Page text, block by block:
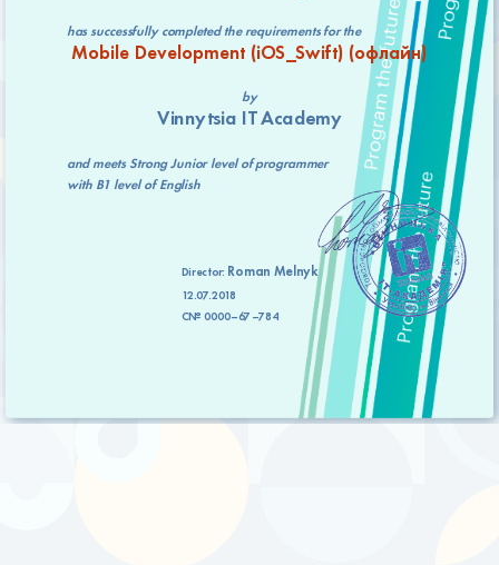
has successfully completed the requirements for the
Mobile Development (iOS_Swift) (офлайн)
by
Vinnytsia IT Academy
and meetsStrong Junior levelof programmer
with B1 levelof English
Director: Roman Melnyk
12.07.2018
C№ 0000–67–784